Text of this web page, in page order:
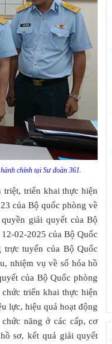
chính tại Sư đoàn 361.
triển khai thực hiện
của Bộ quốc phòng về
giải quyết của Bộ
02-2025 của Bộ Quốc
tuyến của Bộ Quốc
nhiệm vụ về số hóa hồ
của Bộ Quốc phòng
triển khai thực hiện
lực, hiệu quả hoạt động
năng ở các cấp, cơ
sơ, kết quả giải quyết